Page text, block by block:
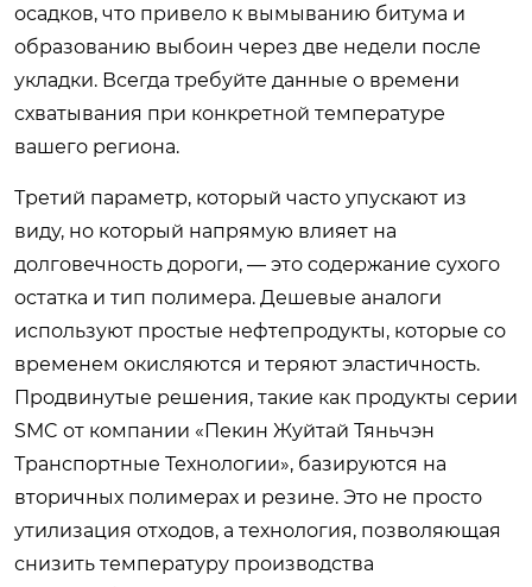
осадков, что привело к вымыванию битума и
образованию выбоин через две недели после
укладки. Всегда требуйте данные о времени
схватывания при конкретной температуре
вашего региона.
Третий параметр, который часто упускают из
виду, но который напрямую влияет на
долговечность дороги, — это содержание сухого
остатка и тип полимера. Дешевые аналоги
используют простые нефтепродукты, которые со
временем окисляются и теряют эластичность.
Продвинутые решения, такие как продукты серии
SMC от компании «Пекин Жуйтай Тяньчэн
Транспортные Технологии», базируются на
вторичных полимерах и резине. Это не просто
утилизация отходов, а технология, позволяющая
снизить температуру производства